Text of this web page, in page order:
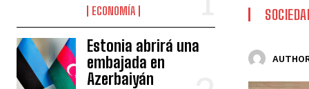
ECONOMÍA
Estonia abrirá una
embajada en
Azerbaiyán